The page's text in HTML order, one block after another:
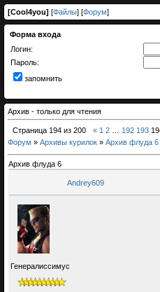
[Cool4you] [Файлы] [Форум]
Форма входа
Логин:
Пароль:
запомнить
Архив - только для чтения
Страница 194 из 200 « 1 2 192 193
Форум » Архивы курилок » Архив флуда 6
Архив флуда 6
Andrey609
Генералиссимус